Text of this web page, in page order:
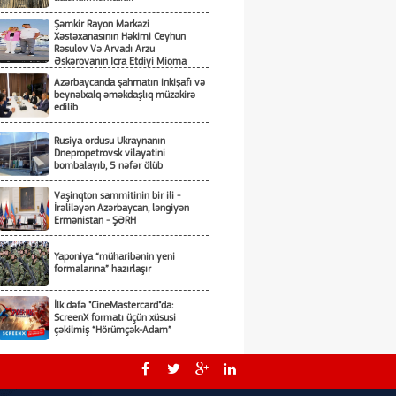
Şəmkir Rayon Mərkəzi
Xəstəxanasının Həkimi Ceyhun
Rəsulov Və Arvadı Arzu
Əskərovanın Icra Etdiyi Mioma
Ölümü Ilə Bağlı Şəmkir Rayon
Prokrurluğunda Araşdırma Aparılır
Azərbaycanda şahmatın inkişafı və
beynəlxalq əməkdaşlıq müzakirə
edilib
Rusiya ordusu Ukraynanın
Dnepropetrovsk vilayətini
bombalayıb, 5 nəfər ölüb
Vaşinqton sammitinin bir ili -
İrəliləyən Azərbaycan, ləngiyən
Ermənistan - ŞƏRH
Yaponiya “müharibənin yeni
formalarına” hazırlaşır
İlk dəfə "CineMastercard"da:
ScreenX formatı üçün xüsusi
çəkilmiş “Hörümçək-Adam”
Aİ Ukraynadan raket əleyhinə
vasitələrin tədarükü ilə bağlı sorğu